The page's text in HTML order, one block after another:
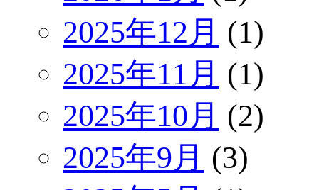
2025年12月 (1)
2025年11月 (1)
2025年10月 (2)
2025年9月 (3)